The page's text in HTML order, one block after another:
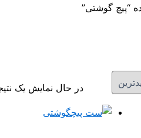
“پیچ گوشتی”
در حال نمایش یک